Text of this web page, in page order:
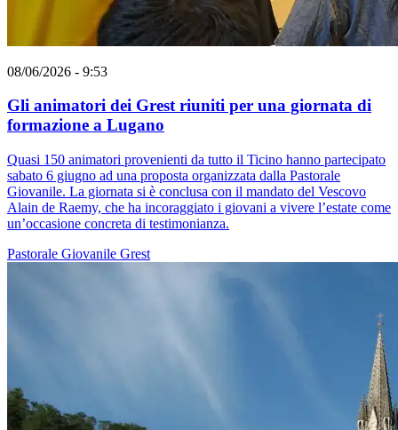
08/06/2026 - 9:53
Gli animatori dei Grest riuniti per una giornata di
formazione a Lugano
Quasi 150 animatori provenienti da tutto il Ticino hanno partecipato
sabato 6 giugno ad una proposta organizzata dalla Pastorale
Giovanile. La giornata si è conclusa con il mandato del Vescovo
Alain de Raemy, che ha incoraggiato i giovani a vivere l’estate come
un’occasione concreta di testimonianza.
Pastorale Giovanile Grest